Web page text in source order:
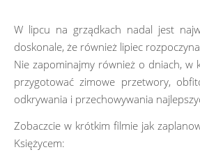
W lipcu na grządkach nadal jest najwięcej plewienia, więc
doskonale, że również lipiec
Nie zapominajmy również o dniach, w
przygotować zimowe przetwory,
odkrywania i przechowywania
Zobaczcie w krótkim filmie jak
Księżycem: